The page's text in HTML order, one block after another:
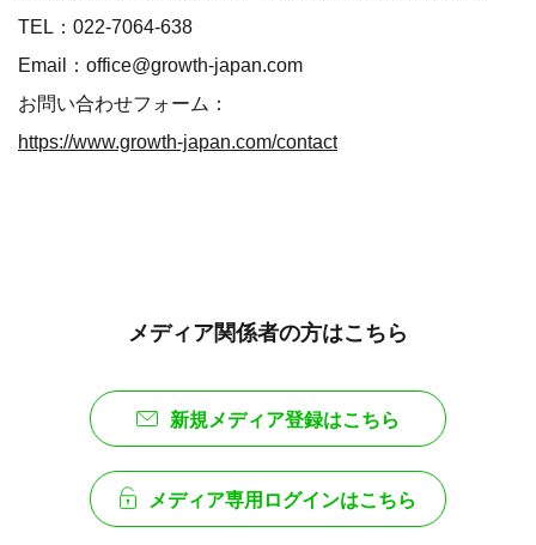
TEL：022-7064-638
Email：office@growth-japan.com
お問い合わせフォーム：
https://www.growth-japan.com/contact
メディア関係者の方はこちら
新規メディア登録はこちら
メディア専用ログインはこちら